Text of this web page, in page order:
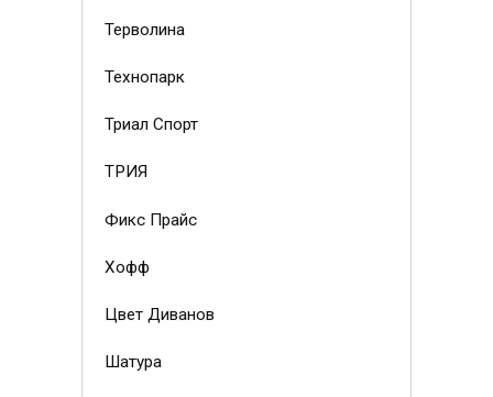
Терволина
Технопарк
Триал Спорт
ТРИЯ
Фикс Прайс
Хофф
Цвет Диванов
Шатура